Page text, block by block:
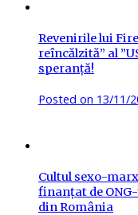
Revenirile lui
reîncălzită” al
speranță!
Posted on 13/11/
Cultul sexo-
finanțat de
din România